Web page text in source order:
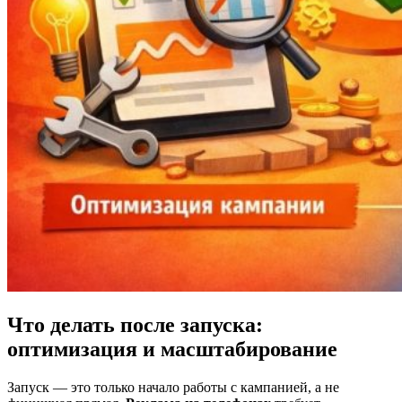
Что делать после запуска:
оптимизация и масштабирование
Запуск — это только начало работы с кампанией, а не